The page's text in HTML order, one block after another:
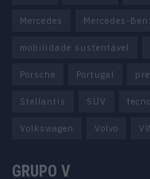
Mercedes Mercedes-
mobilidade sustentável
Porsche Portugal
Stellantis SUV
Volkswagen Volvo
GRUPO V